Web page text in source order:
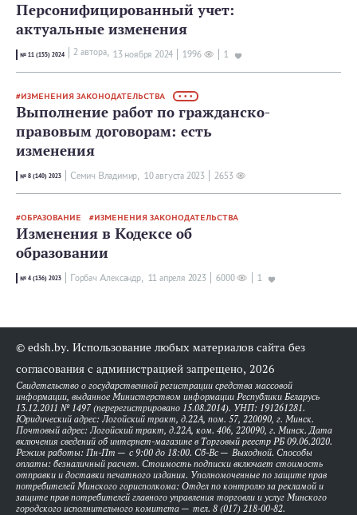
Персонифицированный учет:
актуальные изменения
№ 11 (155) 2024 2 автора, 13 ноября 2024 1996 1
ИЗМЕНЕНИЯ ЗАКОНОДАТЕЛЬСТВА • • •
Выполнение работ по гражданско-
правовым договорам: есть
изменения
№ 8 (140) 2023 Семич Владимир, 10 августа 2023 2653
ОБРАЗОВАНИЕ ИЗМЕНЕНИЯ ЗАКОНОДАТЕЛЬСТВА
Изменения в Кодексе об
образовании
№ 4 (136) 2023 Горбач Александр, 11 апреля 2023 6000 1
© edsh.by. Использование любых материалов сайта без
согласования с администрацией запрещено, 2026
Свидетельство о государственной регистрации средства массовой
информации, выданное Министерством информации Республики Беларусь
13.12.2011 № 1497 (перерегистрировано 15.08.2014). УНП: 191261281.
Юридический адрес: Логойский тракт, д.22А, пом. 57, 220090, г. Минск.
Почтовый адрес: Логойский тракт, д.22А, ком. 406, 220090, г. Минск. Дата
включения сведений об интернет-магазине в Торговый реестр РБ 09.06.2020.
Режим работы: Пн-Пт — с 9:00 до 18:00. Сб-Вс — Выходной. Способы
оплаты: безналичный расчет. Стоимость подписки включает стоимость
отправки и доставки печатного издания. Уполномоченные по защите прав
потребителей Минского горисполкома: Отдел по контролю за рекламой и
защите прав потребителей главного управления торговли и услуг Минского
городского исполнительного комитета — тел. 8 (017) 218-00-82.